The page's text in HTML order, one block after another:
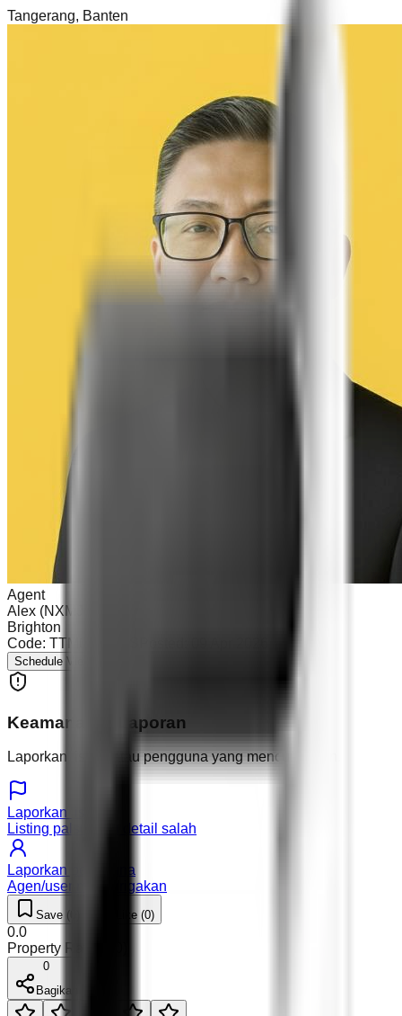
Tangerang, Banten
Agent
Alex (NXMJ)
Brighton
Code: TTM0 - RNTS
Schedule Viewing
Keamanan & Laporan
Laporkan listing atau pengguna yang mencurigakan.
Laporkan listing
Listing palsu atau detail salah
Laporkan pengguna
Agen/user mencurigakan
Save ( Like (0)
0.0
Property Rating (
0
Bagikan